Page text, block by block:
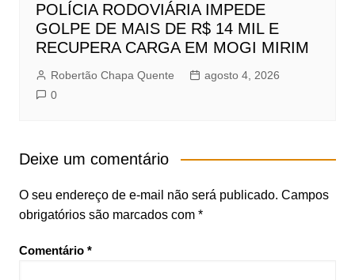
POLÍCIA RODOVIÁRIA IMPEDE
GOLPE DE MAIS DE R$ 14 MIL E
RECUPERA CARGA EM MOGI MIRIM
Robertão Chapa Quente
agosto 4, 2026
0
Deixe um comentário
O seu endereço de e-mail não será publicado. Campos
obrigatórios são marcados com *
Comentário *